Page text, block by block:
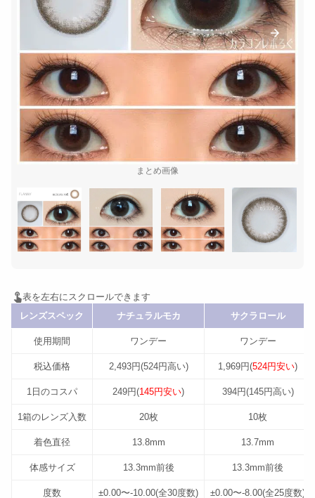
まとめ画像
レンズスペック ナチュラルモカ サクラロール
使用期間 ワンデー ワンデー
税込価格 2,493円(524円高い) 1,969円(524円安い)
1日のコスパ 249円(145円安い) 394円(145円高い)
1箱のレンズ入数 20枚 10枚
着色直径 13.8mm 13.7mm
体感サイズ 13.3mm前後 13.3mm前後
度数 ±0.00〜-10.00(全30度数) ±0.00〜-8.00(全25度数)